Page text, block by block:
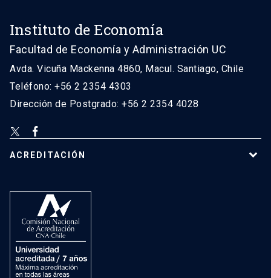
Instituto de Economía
Facultad de Economía y Administración UC
Avda. Vicuña Mackenna 4860, Macul. Santiago, Chile
Teléfono: +56 2 2354 4303
Dirección de Postgrado: +56 2 2354 4028
ACREDITACIÓN